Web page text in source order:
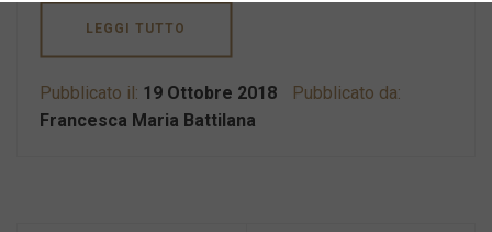
LEGGI TUTTO
Pubblicato il: 19 Ottobre 2018
Pubblicato da:
Francesca Maria Battilana